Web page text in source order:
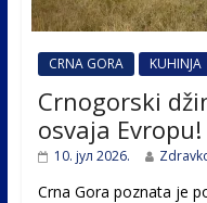
CRNA GORA KUHINJA
Crnogorski
osvaja Evropu!
10. јул 2026.
Crna Gora poznata je